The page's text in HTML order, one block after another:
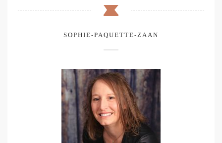
SOPHIE-PAQUETTE-ZAAN